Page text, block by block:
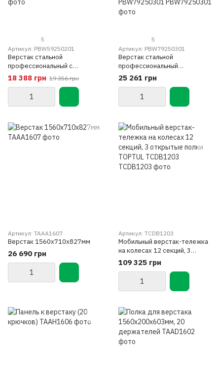
5
Артикул: PBW59250201
Верстак стальной
профессиональный с
выдвижными ящиками и
нижней полкой 1500x640x865
мм TORIN PBW59250201
18 388 грн 19 356 грн
5
Артикул: PBW79250301
Верстак стальной
профессиональный
супердлинный с выдвижными
ящиками и нижней полкой
2000x640x865 мм TORIN
PBW79250301
25 261 грн
Артикул: TAAA1607
Верстак 1560х710х827мм
26 690 грн
Артикул: TCDB1203
Мобильный верстак-тележка
на колесах 12 секций, 3
открытые полки TOPTUL
109 325 грн